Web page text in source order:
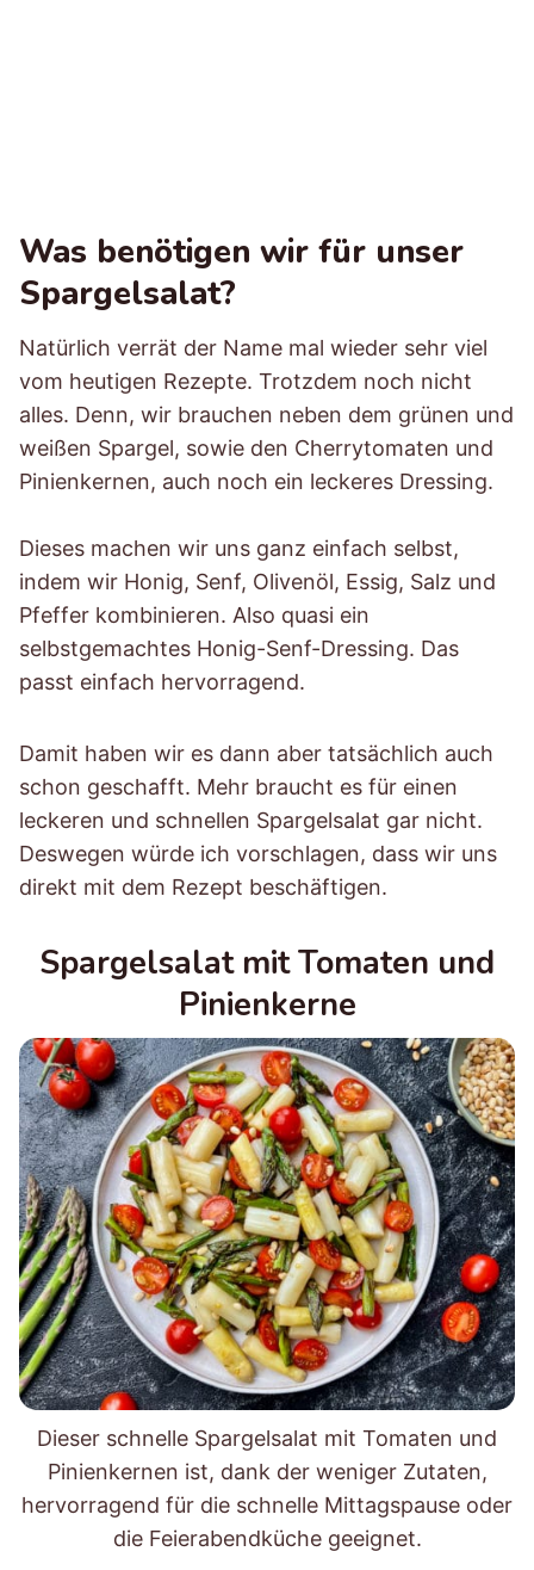
Was benötigen wir für unser
Spargelsalat?
Natürlich verrät der Name mal wieder sehr viel
vom heutigen Rezepte. Trotzdem noch nicht
alles. Denn, wir brauchen neben dem grünen und
weißen Spargel, sowie den Cherrytomaten und
Pinienkernen, auch noch ein leckeres Dressing.
Dieses machen wir uns ganz einfach selbst,
indem wir Honig, Senf, Olivenöl, Essig, Salz und
Pfeffer kombinieren. Also quasi ein
selbstgemachtes Honig-Senf-Dressing. Das
passt einfach hervorragend.
Damit haben wir es dann aber tatsächlich auch
schon geschafft. Mehr braucht es für einen
leckeren und schnellen Spargelsalat gar nicht.
Deswegen würde ich vorschlagen, dass wir uns
direkt mit dem Rezept beschäftigen.
Spargelsalat mit Tomaten und
Pinienkerne
Dieser schnelle Spargelsalat mit Tomaten und
Pinienkernen ist, dank der weniger Zutaten,
hervorragend für die schnelle Mittagspause oder
die Feierabendküche geeignet.